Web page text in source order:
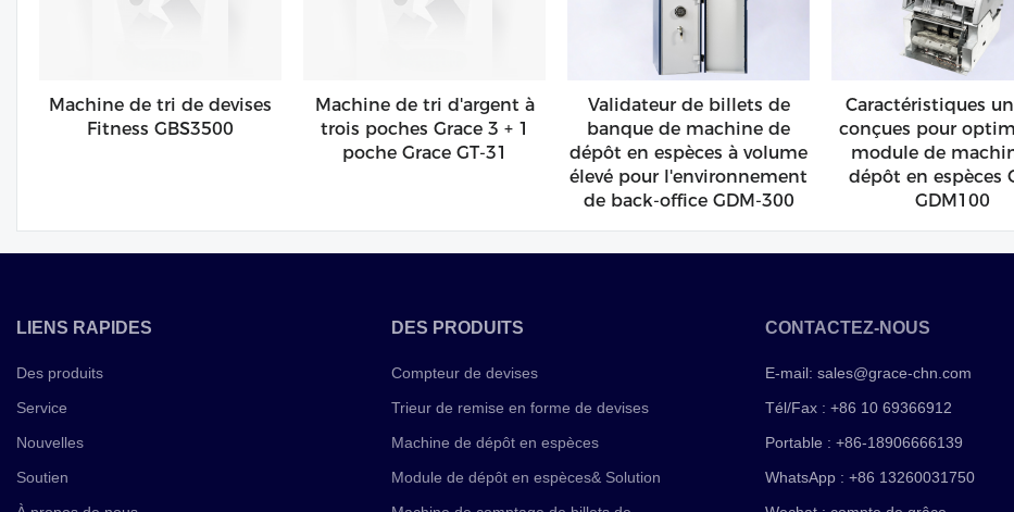
Machine de tri de devises
Fitness GBS3500
Machine de tri d'argent à
trois poches Grace 3 + 1
poche Grace GT-31
Validateur de billets de
banque de machine de
dépôt en espèces à volume
élevé pour l'environnement
de back-office GDM-300
Caractéristiques
conçues pour
module de
dépôt en espèces
GDM100
LIENS RAPIDES
Des produits
Service
Nouvelles
Soutien
DES PRODUITS
Compteur de devises
Trieur de remise en forme de devises
Machine de dépôt en espèces
Module de dépôt en espèces& Solution
CONTACTEZ-NOUS
E-mail:sales@grace-chn.com
Tél/Fax : +86 10 69366912
Portable : +86-18906666139
WhatsApp : +86 13260031750